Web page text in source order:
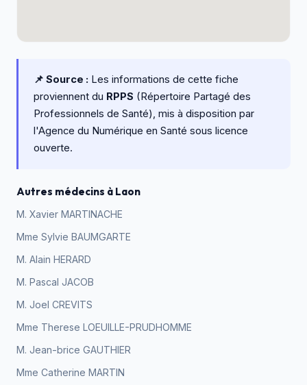
📌 Source : Les informations de cette fiche
proviennent du RPPS (Répertoire Partagé des
Professionnels de Santé), mis à disposition par
l'Agence du Numérique en Santé sous licence
ouverte.
Autres médecins à Laon
M. Xavier MARTINACHE
Mme Sylvie BAUMGARTE
M. Alain HERARD
M. Pascal JACOB
M. Joel CREVITS
Mme Therese LOEUILLE-PRUDHOMME
M. Jean-brice GAUTHIER
Mme Catherine MARTIN